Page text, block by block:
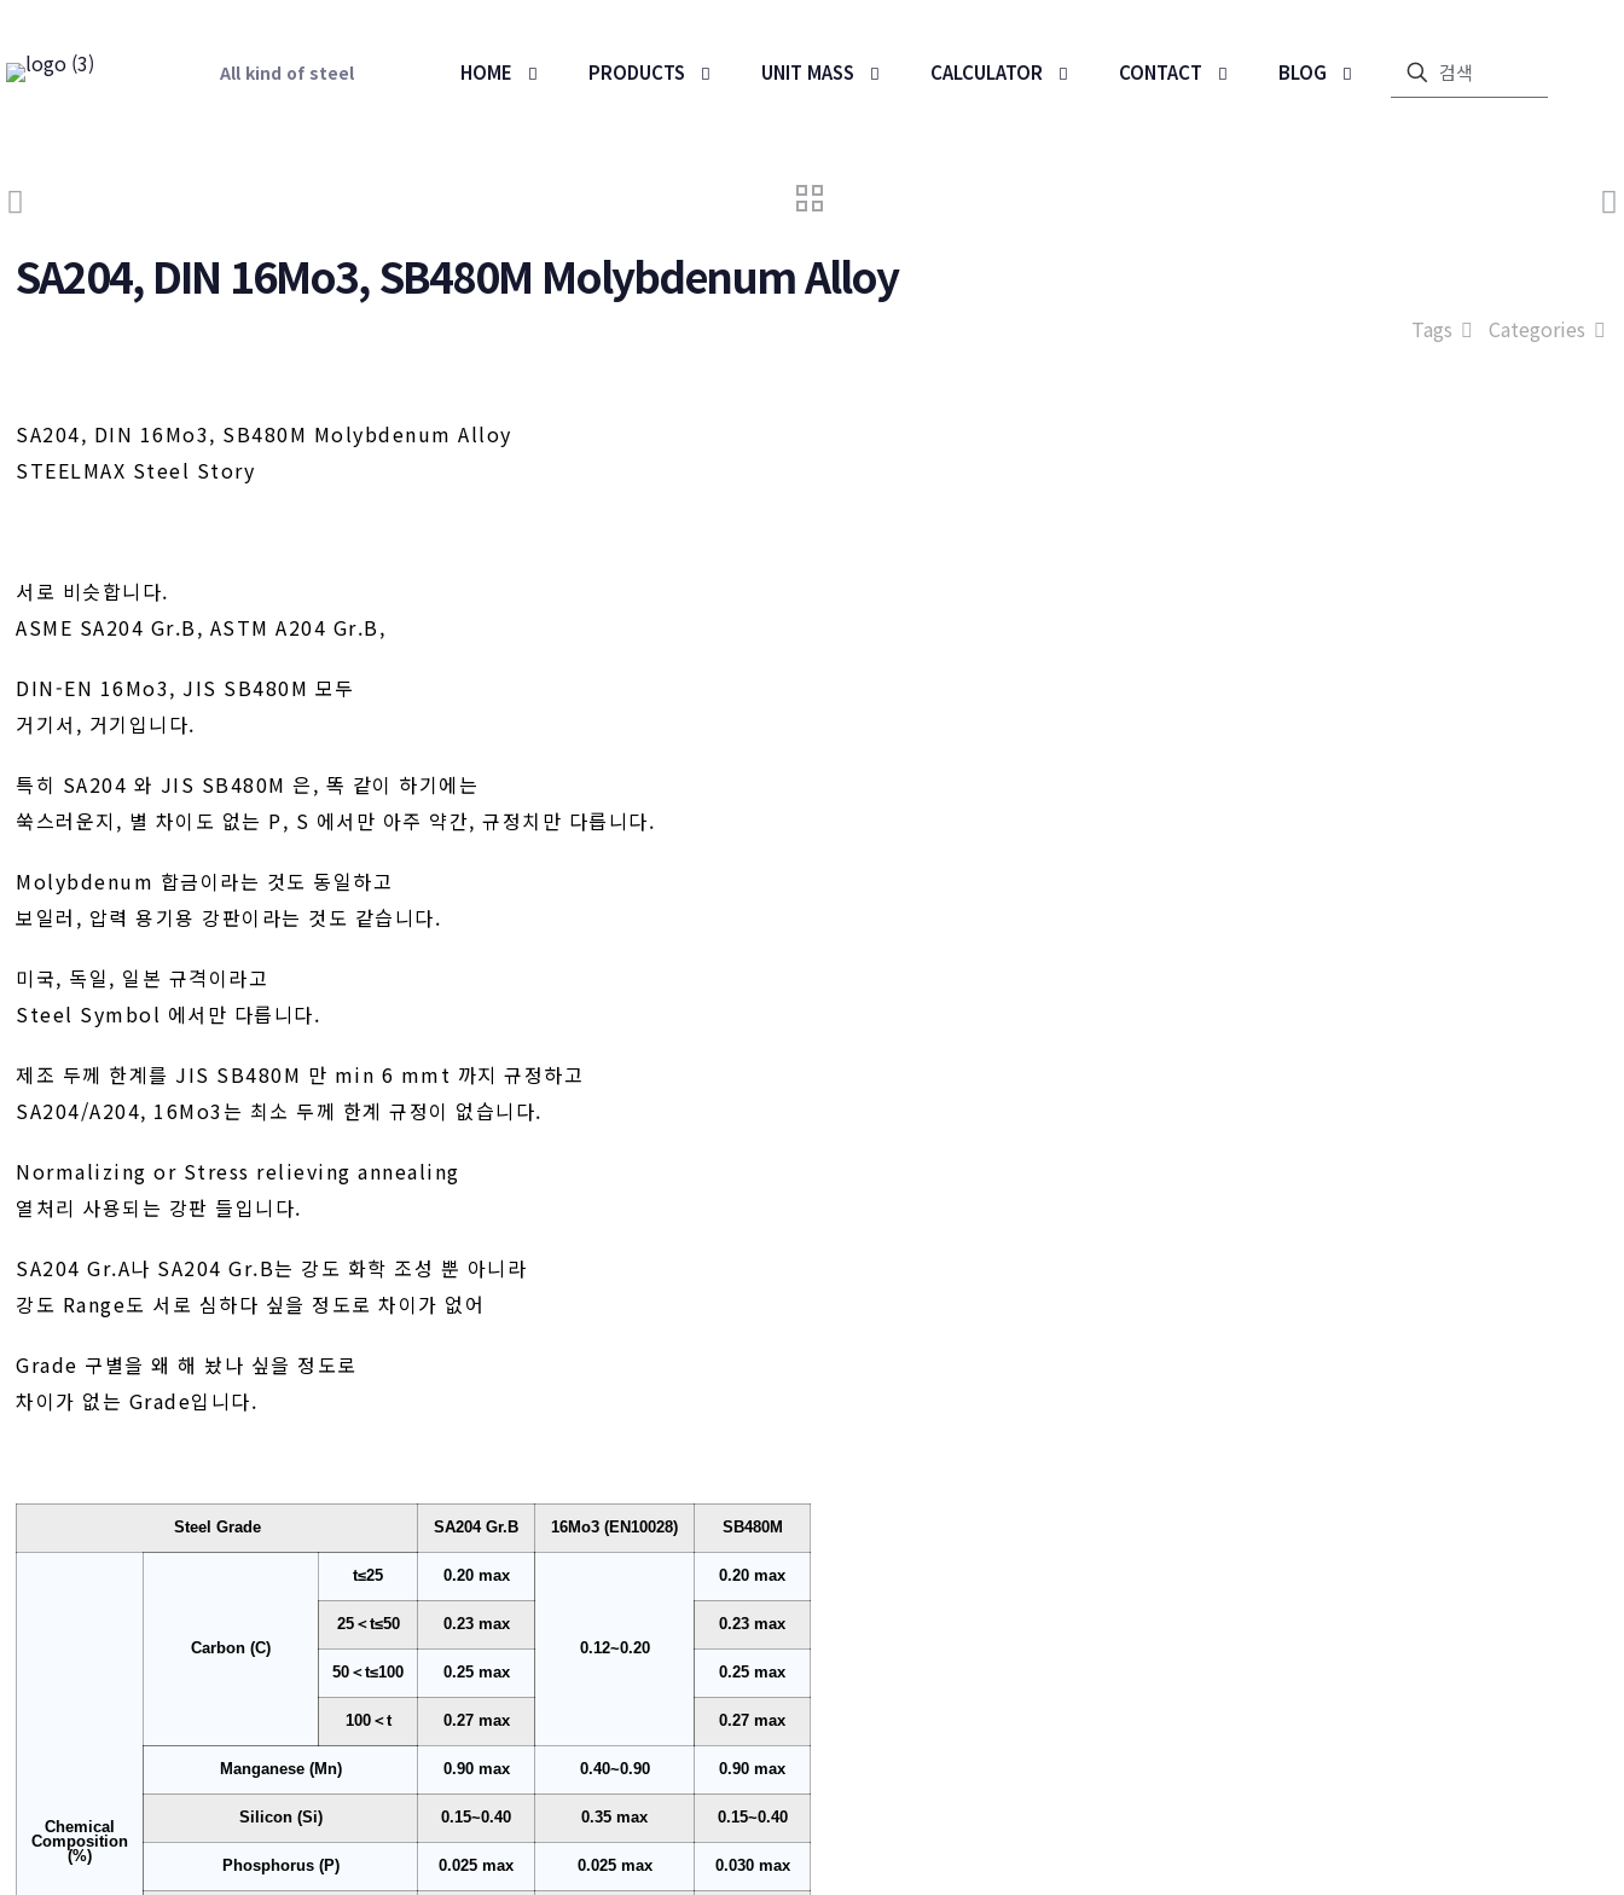
All kind of steel HOME PRODUCTS UNIT MASS CALCULATOR CONTACT BLOG
SA204, DIN 16Mo3, SB480M Molybdenum Alloy
Categories
Tags
SA204, DIN 16Mo3, SB480M Molybdenum Alloy
STEELMAX Steel Story
서로 비슷합니다.
ASME SA204 Gr.B, ASTM A204 Gr.B,
DIN-EN 16Mo3, JIS SB480M 모두
거기서, 거기입니다.
특히 SA204 와 JIS SB480M 은, 똑 같이 하기에는
쑥스러운지, 별 차이도 없는 P, S 에서만 아주 약간, 규정치만 다릅니다.
Molybdenum 합금이라는 것도 동일하고
보일러, 압력 용기용 강판이라는 것도 같습니다.
미국, 독일, 일본 규격이라고
Steel Symbol 에서만 다릅니다.
제조 두께 한계를 JIS SB480M 만 min 6 mmt 까지 규정하고
SA204/A204, 16Mo3는 최소 두께 한계 규정이 없습니다.
Normalizing or Stress relieving annealing
열처리 사용되는 강판 들입니다.
SA204 Gr.A나 SA204 Gr.B는 강도 화학 조성 뿐 아니라
강도 Range도 서로 심하다 싶을 정도로 차이가 없어
Grade 구별을 왜 해 놨나 싶을 정도로
차이가 없는 Grade입니다.
Steel Grade SA204 Gr.B 16Mo3 (EN10028) SB480M
Chemical
Composition
(%)
Carbon (C)
t≤25 0.20 max
0.12~0.20
0.20 max
25＜t≤50 0.23 max 0.23 max
50＜t≤100 0.25 max 0.25 max
100＜t 0.27 max 0.27 max
Manganese (Mn) 0.90 max 0.40~0.90 0.90 max
Silicon (Si) 0.15~0.40 0.35 max 0.15~0.40
Phosphorus (P) 0.025 max 0.025 max 0.030 max